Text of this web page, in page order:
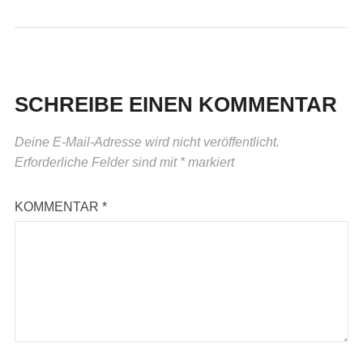
SCHREIBE EINEN KOMMENTAR
Deine E-Mail-Adresse wird nicht veröffentlicht.
Erforderliche Felder sind mit *markiert
KOMMENTAR *